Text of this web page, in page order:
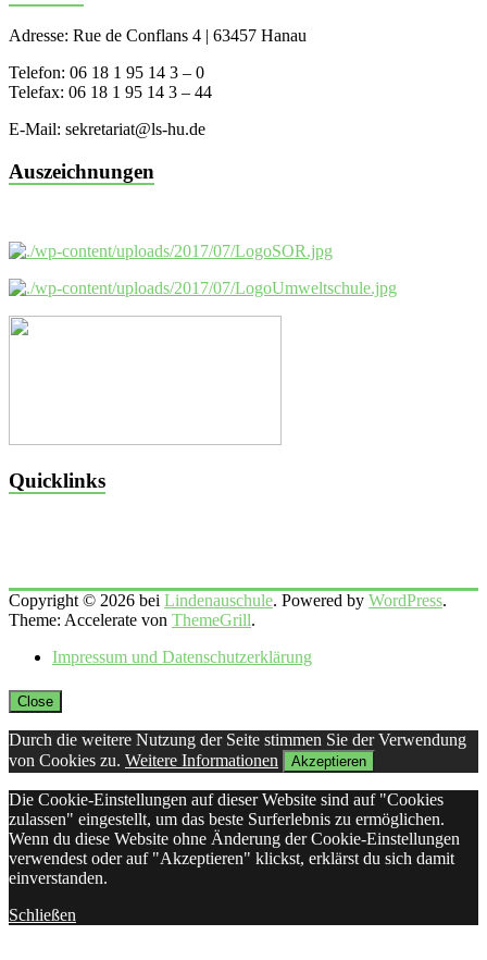
Adresse: Rue de Conflans 4 | 63457 Hanau
Telefon: 06 18 1 95 14 3 – 0
Telefax: 06 18 1 95 14 3 – 44
E-Mail: sekretariat@ls-hu.de
Auszeichnungen
Quicklinks
Copyright © 2026 bei Lindenauschule. Powered by WordPress.
Theme: Accelerate von ThemeGrill.
Impressum und Datenschutzerklärung
Close
Durch die weitere Nutzung der Seite stimmen Sie der Verwendung
von Cookies zu. Weitere Informationen Akzeptieren
Die Cookie-Einstellungen auf dieser Website sind auf "Cookies
zulassen" eingestellt, um das beste Surferlebnis zu ermöglichen.
Wenn du diese Website ohne Änderung der Cookie-Einstellungen
verwendest oder auf "Akzeptieren" klickst, erklärst du sich damit
einverstanden.
Schließen